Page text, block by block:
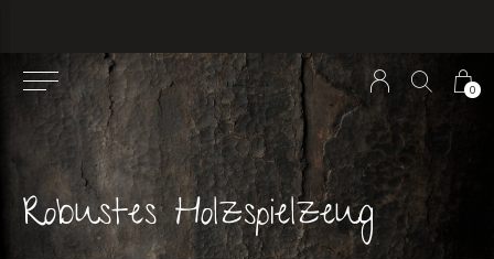
0
Robustes Holzspielzeug